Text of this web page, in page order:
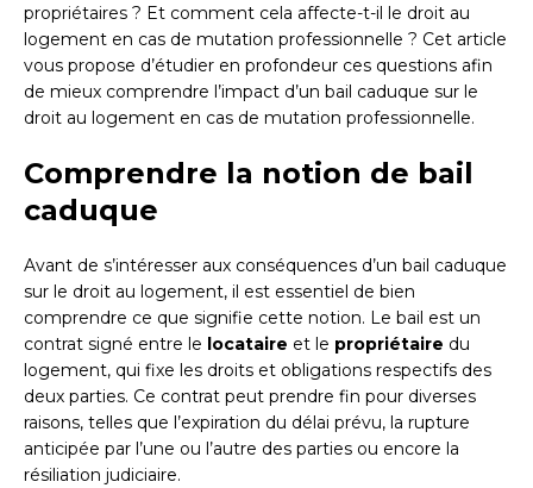
propriétaires ? Et comment cela affecte-t-il le droit au
logement en cas de mutation professionnelle ? Cet article
vous propose d’étudier en profondeur ces questions afin
de mieux comprendre l’impact d’un bail caduque sur le
droit au logement en cas de mutation professionnelle.
Comprendre la notion de bail
caduque
Avant de s’intéresser aux conséquences d’un bail caduque
sur le droit au logement, il est essentiel de bien
comprendre ce que signifie cette notion. Le bail est un
contrat signé entre le locataire et le propriétaire du
logement, qui fixe les droits et obligations respectifs des
deux parties. Ce contrat peut prendre fin pour diverses
raisons, telles que l’expiration du délai prévu, la rupture
anticipée par l’une ou l’autre des parties ou encore la
résiliation judiciaire.